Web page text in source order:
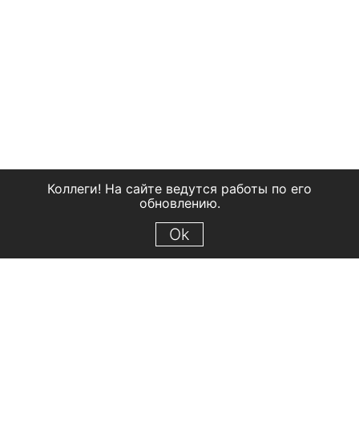
Коллеги! На сайте ведутся работы по его
обновлению.
Ok